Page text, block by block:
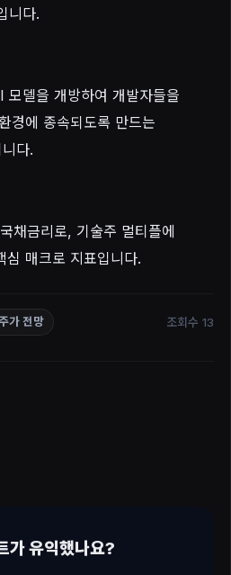
니다.
모델을 개방하여 개발자들을
경에 종속되도록 만드는
다.
채금리로, 기술주 멀티플에
심 매크로 지표입니다.
가 전망 조회수 13
가 유익했나요?